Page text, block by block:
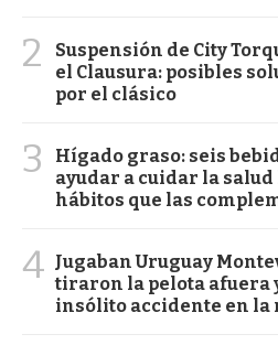
2
Suspensión de City
el Clausura: posibles
por el clásico
3
Hígado graso: seis
ayudar a cuidar la salud
hábitos que las
4 Jugaban Uruguay
tiraron la pelota afuera
insólito accidente en la